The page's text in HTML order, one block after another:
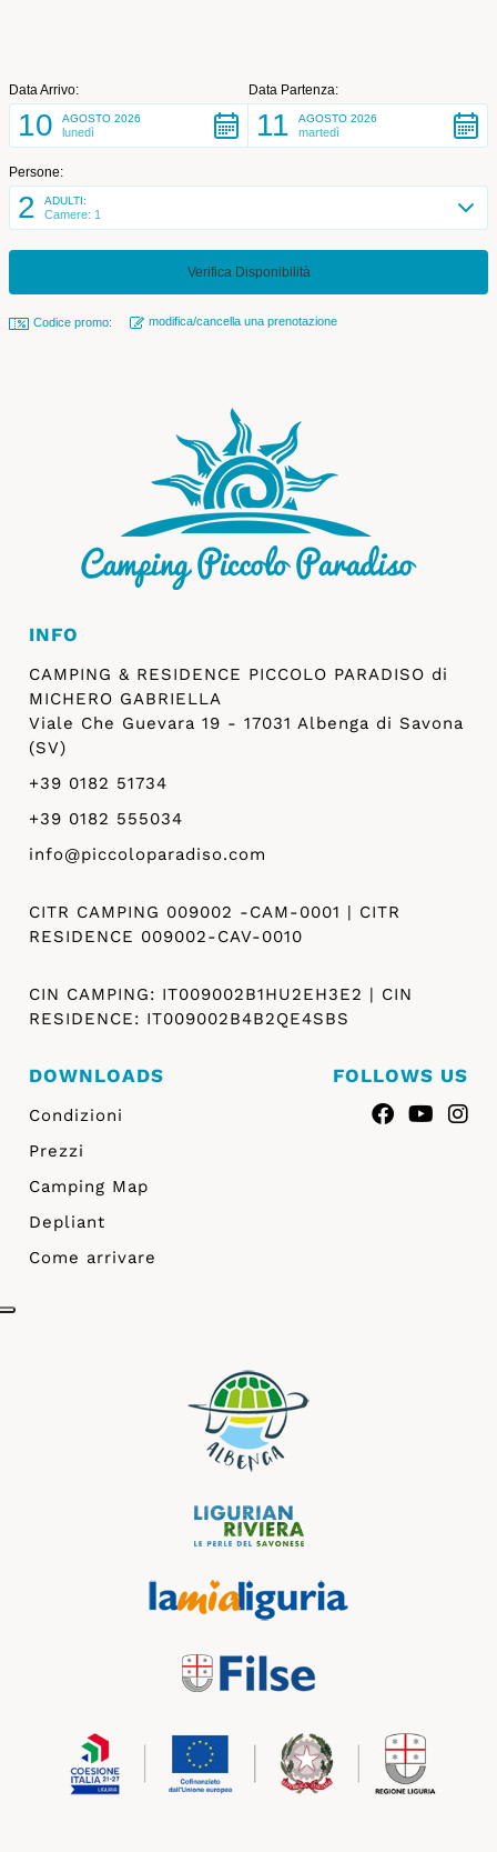
Data Arrivo:
10 AGOSTO 2026
lunedì
Data Partenza:
11 AGOSTO 2026
martedì
Persone:
2 ADULTI:
Camere: 1
Codice promo: modifica/cancella una prenotazione
DOWNLOADS
Condizioni
Prezzi
Camping Map
Depliant
Come arrivare
INFO
CAMPING & RESIDENCE PICCOLO PARADISO di
MICHERO GABRIELLA
Viale Che Guevara 19 - 17031 Albenga di Savona
(SV)
+39 0182 51734
+39 0182 555034
info@piccoloparadiso.com
CITR CAMPING 009002 -CAM-0001 | CITR
RESIDENCE 009002-CAV-0010
CIN CAMPING: IT009002B1HU2EH3E2 | CIN
RESIDENCE: IT009002B4B2QE4SBS
FOLLOWS US